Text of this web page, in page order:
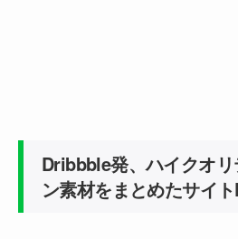
Dribbble発、ハイクオ
ン素材をまとめたサイ